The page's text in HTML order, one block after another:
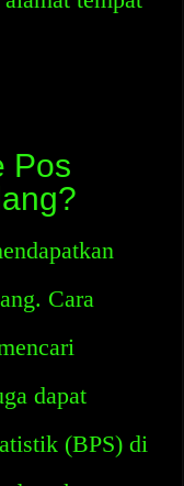
Pos
Cara
dapat
(BPS) di